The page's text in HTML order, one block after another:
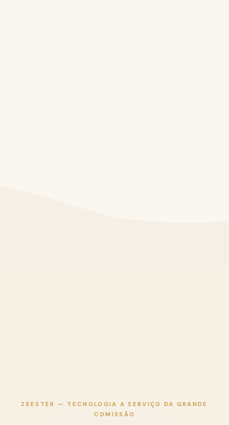
ZEESTER — TECNOLOGIA A SERVIÇO DA GRANDE
COMISSÃO